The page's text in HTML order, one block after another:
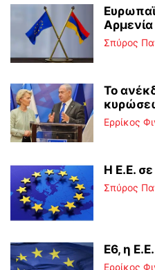
Αρμενία
Σπύρος
Το
Ερρίκος
Η Ε.Ε.
Σπύρος
Ε6, η
Ερρίκος